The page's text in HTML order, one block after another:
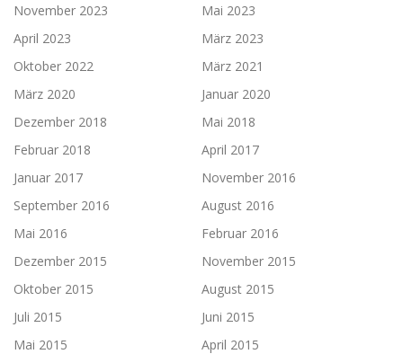
November 2023
Mai 2023
April 2023
März 2023
Oktober 2022
März 2021
März 2020
Januar 2020
Dezember 2018
Mai 2018
Februar 2018
April 2017
Januar 2017
November 2016
September 2016
August 2016
Mai 2016
Februar 2016
Dezember 2015
November 2015
Oktober 2015
August 2015
Juli 2015
Juni 2015
Mai 2015
April 2015